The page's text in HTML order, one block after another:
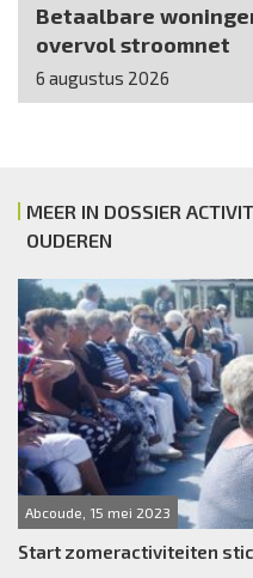
Betaalbare
overvol stroomnet
6 augustus 2026
MEER IN DOSSIER
OUDEREN
Abcoude, 15 mei 2023
Start zomeractiviteiten